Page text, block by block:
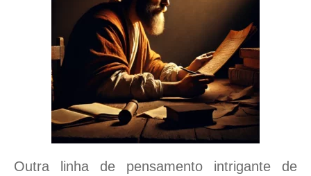
Outra linha de pensamento intrigante de